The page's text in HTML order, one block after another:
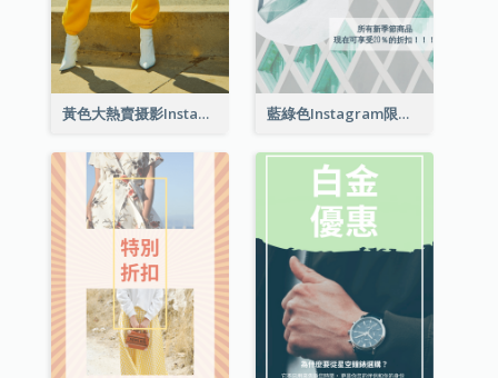
黃色大熱賣摄影Instagram限時動態 藍綠色Instagram限時動態